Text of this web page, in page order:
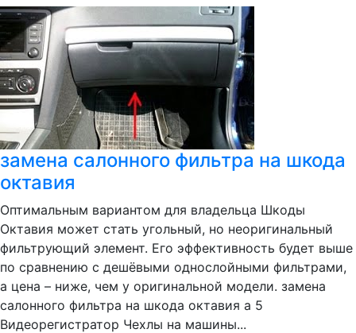
замена салонного фильтра на шкода
октавия
Оптимальным вариантом для владельца Шкоды
Октавия может стать угольный, но неоригинальный
фильтрующий элемент. Его эффективность будет выше
по сравнению с дешёвыми однослойными фильтрами,
а цена – ниже, чем у оригинальной модели. замена
салонного фильтра на шкода октавия а 5
Видеорегистратор Чехлы на машины...